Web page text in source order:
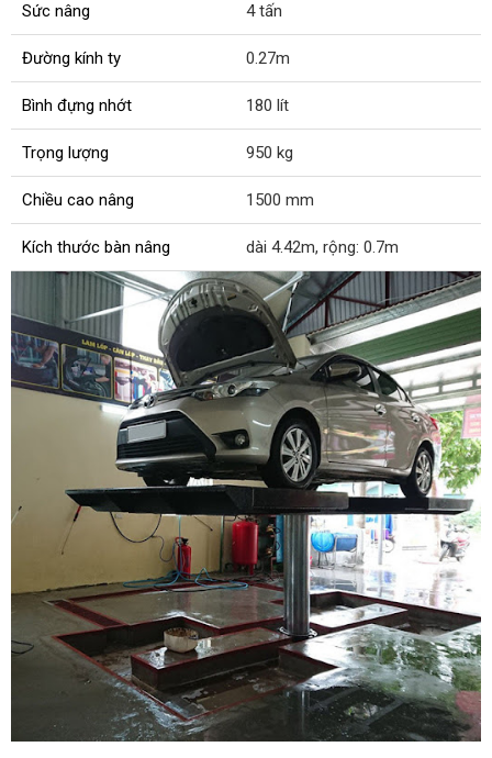
Sức nâng 4 tấn
Đường kính ty 0.27m
Bình đựng nhớt 180 lít
Trọng lượng 950 kg
Chiều cao nâng 1500 mm
Kích thước bàn nâng dài 4.42m, rộng: 0.7m